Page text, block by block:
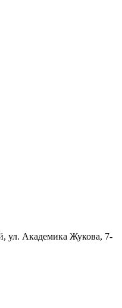
ул. Академика Жукова, 7-